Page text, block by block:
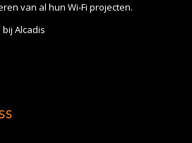
van al hun Wi-Fi projecten.
bij Alcadis